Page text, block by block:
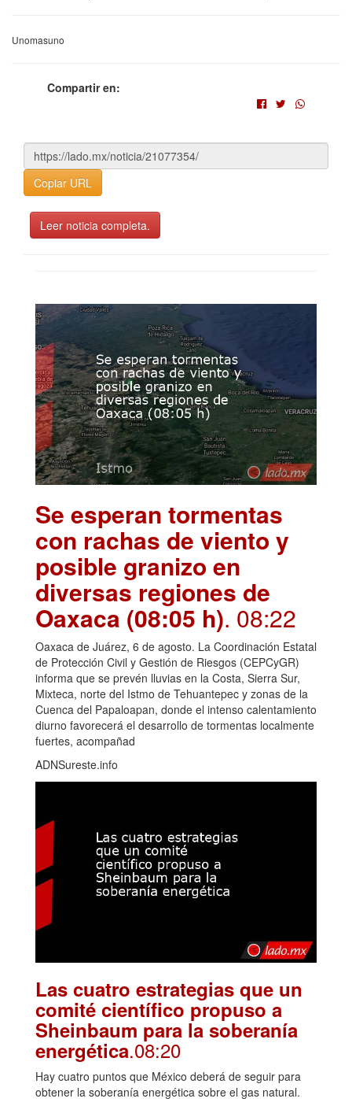
Unomasuno
Compartir en:
Copiar URL
Leer noticia completa.
Se esperan tormentas
con rachas de viento y
posible granizo en
diversas regiones de
Oaxaca (08:05 h). 08:22
Oaxaca de Juárez, 6 de agosto. La Coordinación Estatal
de Protección Civil y Gestión de Riesgos (CEPCyGR)
informa que se prevén lluvias en la Costa, Sierra Sur,
Mixteca, norte del Istmo de Tehuantepec y zonas de la
Cuenca del Papaloapan, donde el intenso calentamiento
diurno favorecerá el desarrollo de tormentas localmente
fuertes, acompañad
ADNSureste.info
Las cuatro estrategias que un
comité científico propuso a
Sheinbaum para la soberanía
energética.08:20
Hay cuatro puntos que México deberá de seguir para
obtener la soberanía energética sobre el gas natural.